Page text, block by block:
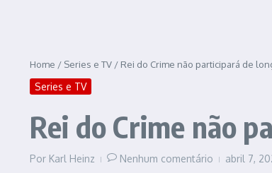
Home / Series e TV / Rei do Crime não participará de
Series e TV
Rei do Crime não
Por Karl Heinz Nenhum comentário abril 7,